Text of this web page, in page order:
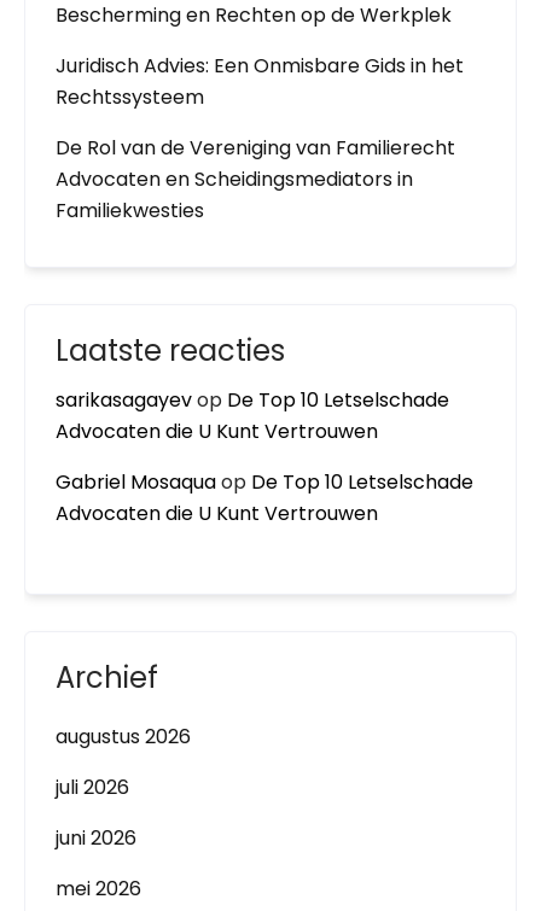
Bescherming en Rechten op de Werkplek
Juridisch Advies: Een Onmisbare Gids in het
Rechtssysteem
De Rol van de Vereniging van Familierecht
Advocaten en Scheidingsmediators in
Familiekwesties
Laatste reacties
sarikasagayevop De Top 10 Letselschade
Advocaten die U Kunt Vertrouwen
Gabriel Mosaquaop De Top 10 Letselschade
Advocaten die U Kunt Vertrouwen
Archief
augustus 2026
juli 2026
juni 2026
mei 2026